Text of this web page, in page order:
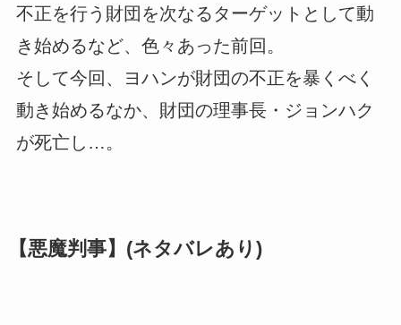
不正を行う財団を次なるターゲットとして動
き始めるなど、色々あった前回。
そして今回、ヨハンが財団の不正を暴くべく
動き始めるなか、財団の理事長・ジョンハク
が死亡し…。
【悪魔判事】(ネタバレあり)